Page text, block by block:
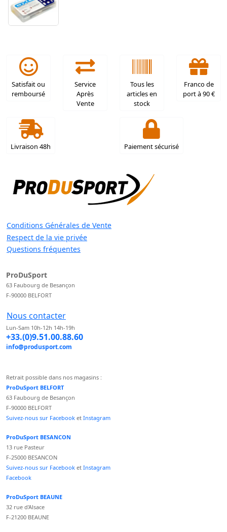
Satisfait ou
remboursé
Service
Après
Vente
Tous les
articles en
stock
Franco de
port à 90 €
Livraison 48h Paiement sécurisé
Conditions Générales de Vente
Respect de la vie privée
Questions fréquentes
ProDuSport
63 Faubourg de Besançon
F-90000 BELFORT
Nous contacter
Lun-Sam 10h-12h 14h-19h
+33.(0)9.51.00.88.60
info@produsport.com
Retrait possible dans nos magasins :
ProDuSport BELFORT
63 Faubourg de Besançon
F-90000 BELFORT
Suivez-nous sur Facebook et Instagram
ProDuSport BESANCON
13 rue Pasteur
F-25000 BESANCON
Suivez-nous sur Facebook et Instagram
Facebook
ProDuSport BEAUNE
32 rue d'Alsace
F-21200 BEAUNE